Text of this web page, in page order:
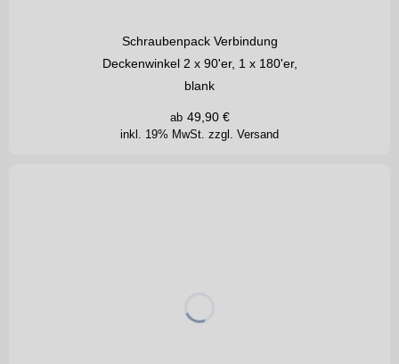
Schraubenpack Verbindung
Deckenwinkel 2 x 90'er, 1 x 180'er,
blank
inkl. 19% MwSt. zzgl. Versand
ab 49,90€